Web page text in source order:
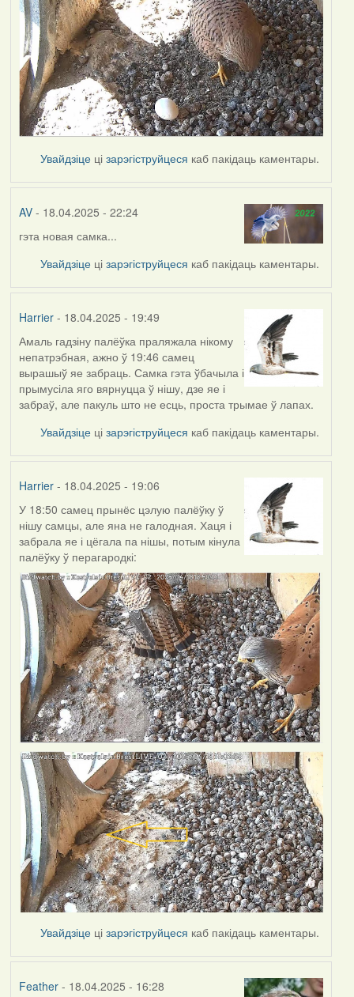
Увайдзіце цізарэгіструйцеся каб пакідаць каментары.
AV- 18.04.2025 - 22:24
гэта новая самка...
Увайдзіце цізарэгіструйцеся каб пакідаць каментары.
Harrier- 18.04.2025 - 19:49
Амаль гадзіну палёўка праляжала нікому
непатрэбная, ажно ў 19:46 самец
вырашыў яе забраць. Самка гэта ўбачыла і
прымусіла яго вярнуцца ў нішу, дзе яе і
забраў, але пакуль што не есць, проста трымае ў лапах.
Увайдзіце цізарэгіструйцеся каб пакідаць каментары.
Harrier- 18.04.2025 - 19:06
У 18:50 самец прынёс цэлую палёўку ў
нішу самцы, але яна не галодная. Хаця і
забрала яе і цёгала па нішы, потым кінула
палёўку ў перагародкі:
Увайдзіце цізарэгіструйцеся каб пакідаць каментары.
Feather- 18.04.2025 - 16:28